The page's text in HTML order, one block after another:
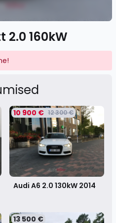
2.0 160kW
10 900 € 12 300 €
Audi A6 2.0 130kW 2014
13 500 €